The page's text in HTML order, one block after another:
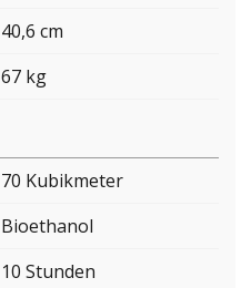
40,6 cm
67 kg
70 Kubikmeter
Bioethanol
10 Stunden